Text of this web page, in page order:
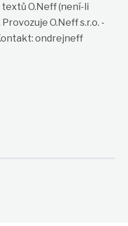
O.Neff (není-li
O.Neff s.r.o. -
ondrejneff